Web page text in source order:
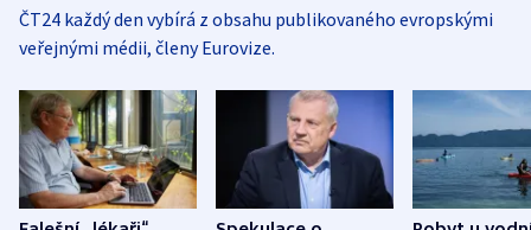
ČT24 každý den vybírá z obsahu publikovaného evropskými
veřejnými médii, členy Eurovize.